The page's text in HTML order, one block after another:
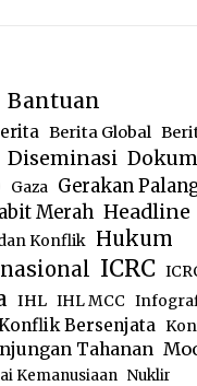
Bantuan
Berita Global
Diseminasi
Gaza Gerakan
Merah Headline
Konflik Hukum
ICRC
IHL IHL MCC
Bersenjata
Tahanan
Kemanusiaan Nuklir